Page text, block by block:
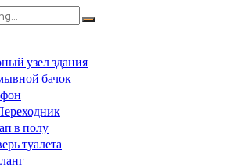
узел здания
бачок
в полу
туалета